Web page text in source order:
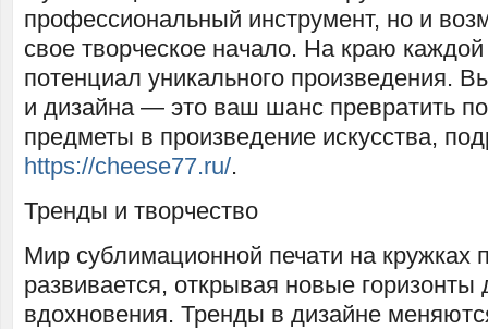
профессиональный инструмент, но и
свое творческое начало. На краю
потенциал уникального произведения.
и дизайна — это ваш шанс превратить
предметы в произведение искусства,
https://cheese77.ru/.
Тренды и творчество
Мир сублимационной печати на кружках
развивается, открывая новые горизонты
вдохновения. Тренды в дизайне